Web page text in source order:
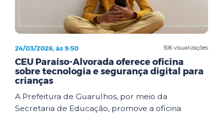
506 visualizações
24/03/2026, às 9:50
CEU Paraíso-Alvorada oferece oficina
sobre tecnologia e segurança digital para
crianças
A Prefeitura de Guarulhos, por meio da
Secretaria de Educação, promove a oficina